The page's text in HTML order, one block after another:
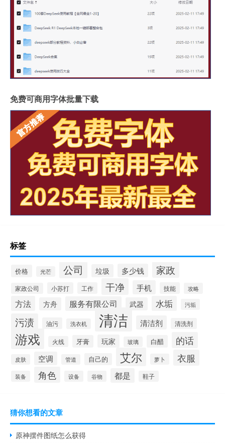
免费可商用字体批量下载
标签
价格 光芒 公司 垃圾 多少钱 家政
家政公司 小苏打 工作 干净 手机 技能 攻略
方法 方舟 服务有限公司 武器 水垢 污垢
污渍 油污 洗衣机 清洁 清洁剂 清洗剂
游戏 火线 牙膏 玩家 玻璃 白醋 的话
皮肤 空调 管道 自己的 艾尔 萝卜 衣服
装备 角色 设备 谷物 都是 鞋子
猜你想看的文章
原神摆件图纸怎么获得